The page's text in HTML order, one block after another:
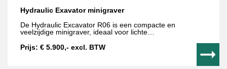
Hydraulic Exavator minigraver
De Hydraulic Excavator R06 is een compacte en
veelzijdige minigraver, ideaal voor lichte
locaties. Dankzij het lage eigen gewicht en het smalle
ontwerp is deze machine perfect inzetbaar in tuinen,
Prijs: € 5.900,- excl. BTW